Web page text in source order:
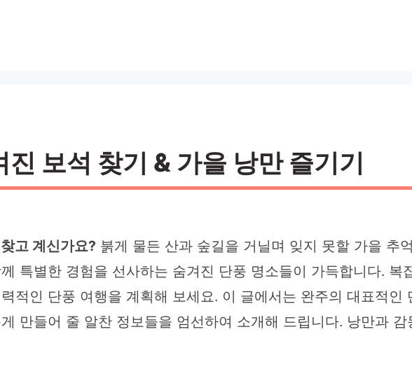
보석 찾기 & 가을 낭만 즐기기
고 계신가요? 붉게 물든 산과 숲길을 거닐며 잊지 못할 가을 추
특별한 경험을 선사하는 숨겨진 단풍 명소들이 가득합니다. 복
적인 단풍 여행을 계획해 보세요. 이 글에서는 완주의 대표적인
만들어 줄 알찬 정보들을 엄선하여 소개해 드립니다. 낭만과